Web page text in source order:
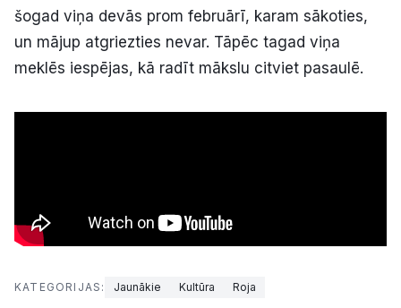
šogad viņa devās prom februārī, karam sākoties,
un mājup atgriezties nevar. Tāpēc tagad viņa
meklēs iespējas, kā radīt mākslu citviet pasaulē.
KATEGORIJAS: Jaunākie Kultūra Roja